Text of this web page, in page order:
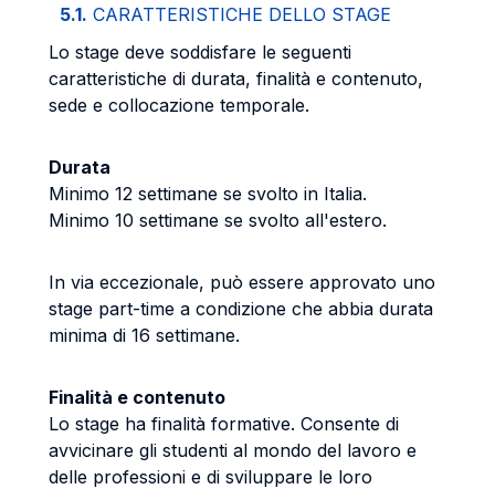
5.1. CARATTERISTICHE DELLO STAGE
Lo stage deve soddisfare le seguenti
caratteristiche di durata, finalità e contenuto,
sede e collocazione temporale.
Durata
Minimo 12 settimane se svolto in Italia.
Minimo 10 settimane se svolto all'estero.
In via eccezionale, può essere approvato uno
stage part-time a condizione che abbia durata
minima di 16 settimane.
Finalità e contenuto
Lo stage ha finalità formative. Consente di
avvicinare gli studenti al mondo del lavoro e
delle professioni e di sviluppare le loro